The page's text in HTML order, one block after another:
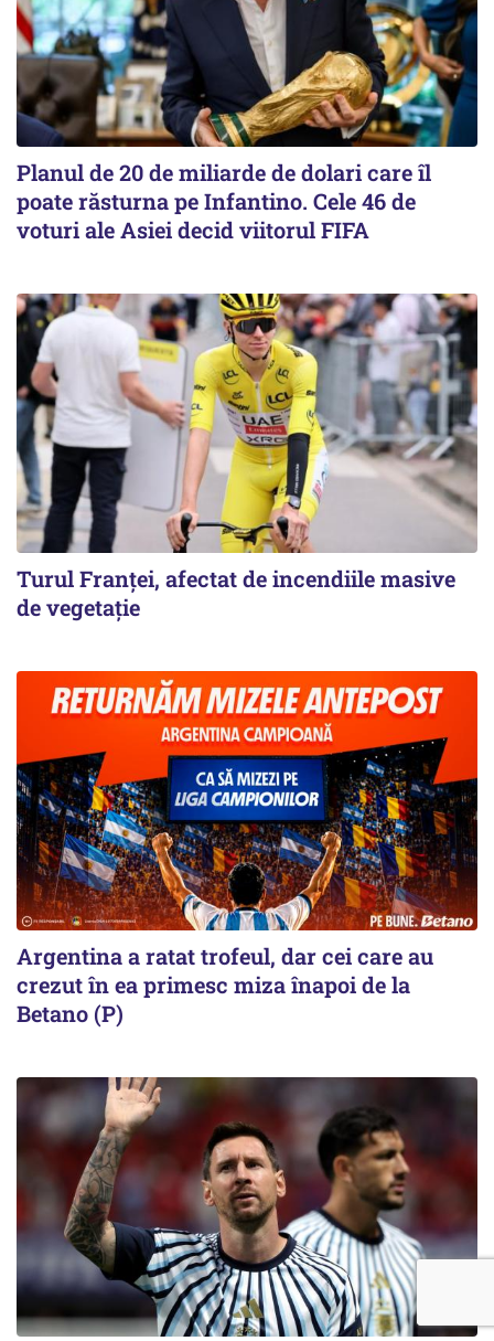
Planul de 20 de miliarde de dolari care îl
poate răsturna pe Infantino. Cele 46 de
voturi ale Asiei decid viitorul FIFA
Turul Franţei, afectat de incendiile masive
de vegetaţie
Argentina a ratat trofeul, dar cei care au
crezut în ea primesc miza înapoi de la
Betano (P)